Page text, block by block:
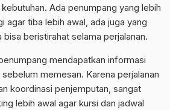
Ada penumpang yang lebih
agar tiba lebih awal, ada juga yang
bisa beristirahat selama perjalanan.
mendapatkan informasi
memesan. Karena perjalanan
koordinasi penjemputan, sangat
lebih awal agar kursi dan jadwal